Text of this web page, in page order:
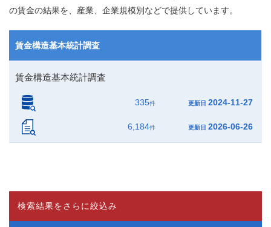
の賃金の結果を、産業、企業規模別などで提供しています。
賃金構造基本統計調査
賃金構造基本統計調査
335件 更新日 2024-11-27
6,184件 更新日 2026-06-26
検索結果をさらに絞込み